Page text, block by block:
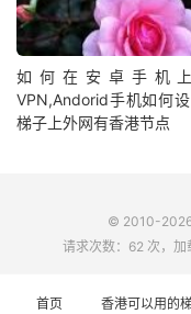
如何在安卓手机
VPN,Andorid手机如何
梯子上外网有香港节点
© 2010-
请求次数：62 次，
首页 香港可以用的